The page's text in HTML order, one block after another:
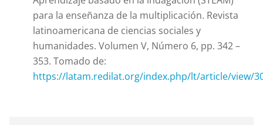
para la enseñanza de la multiplicación. Revista
latinoamericana de ciencias sociales y
humanidades. Volumen V, Número 6, pp. 342 –
353. Tomado de:
https://latam.redilat.org/index.php/lt/article/view/